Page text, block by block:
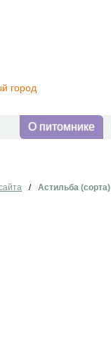
О питомнике
/ Астильба (сорта)